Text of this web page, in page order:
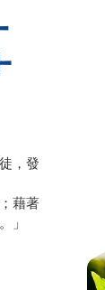
，發
藉著
」